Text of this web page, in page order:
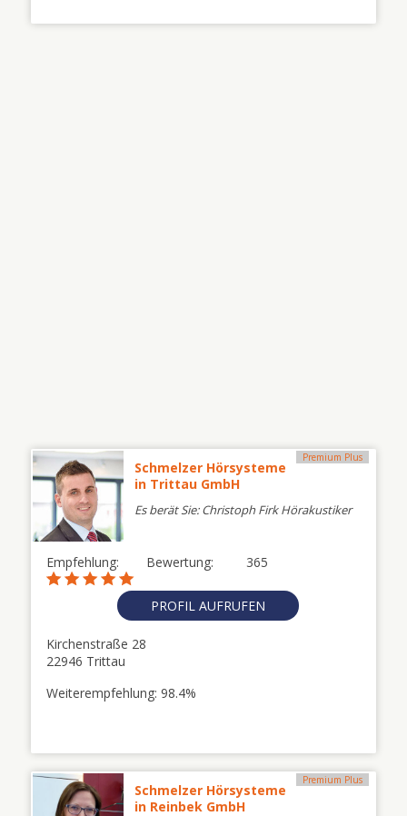
Premium Plus
Schmelzer Hörsysteme
in Trittau GmbH
Es berät Sie: Christoph Firk Hörakustiker
Empfehlung: 365
Bewertung:
PROFIL AUFRUFEN
Kirchenstraße 28
22946 Trittau
Weiterempfehlung: 98.4%
Premium Plus
Schmelzer Hörsysteme
in Reinbek GmbH